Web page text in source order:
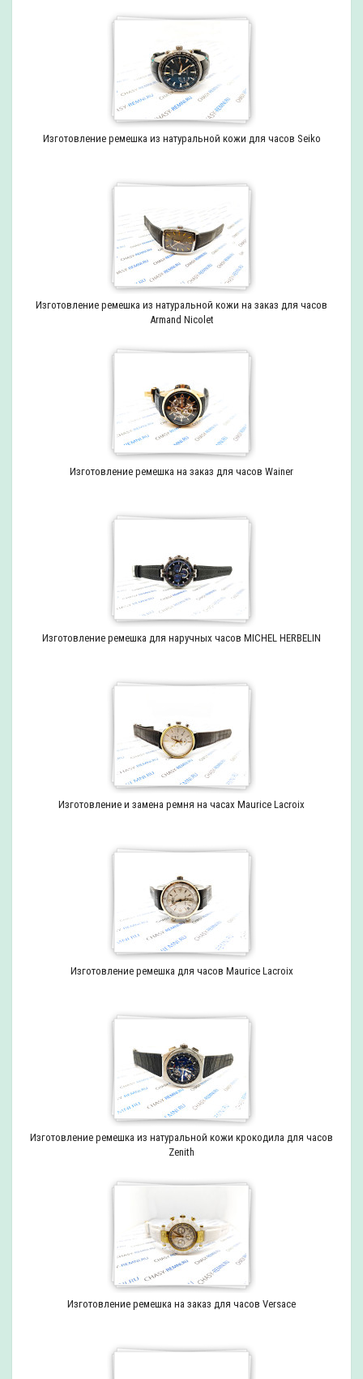
Изготовление ремешка из натуральной кожи для часов Seiko
Изготовление ремешка из натуральной кожи на заказ для часов
Armand Nicolet
Изготовление ремешка на заказ для часов Wainer
Изготовление ремешка для наручных часов MICHEL HERBELIN
Изготовление и замена ремня на часах Maurice Lacroix
Изготовление ремешка для часов Maurice Lacroix
Изготовление ремешка из натуральной кожи крокодила для часов
Zenith
Изготовление ремешка на заказ для часов Versace